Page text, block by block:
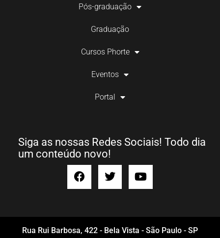
Pós-graduação
Graduação
Cursos Phorte
Eventos
Portal
Siga as nossas Redes Sociais! Todo dia
um conteúdo novo!
Rua Rui Barbosa, 422 - Bela Vista - São Paulo - SP